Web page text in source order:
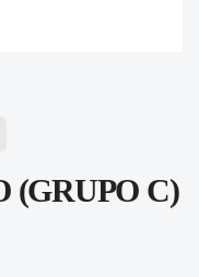
(GRUPO C)